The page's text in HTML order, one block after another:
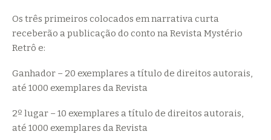
Os três primeiros colocados em narrativa curta
receberão a publicação do conto na Revista Mystério
Retrô e:
Ganhador – 20 exemplares a título de direitos autorais,
até 1000 exemplares da Revista
2º lugar – 10 exemplares a título de direitos autorais,
até 1000 exemplares da Revista